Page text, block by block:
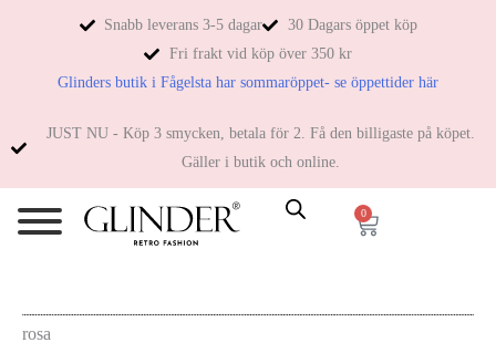
Snabb leverans 3-5 dagar
30 Dagars öppet köp
Fri frakt vid köp över 350 kr
Glinders butik i Fågelsta har sommaröppet- se öppettider här
JUST NU - Köp 3 smycken, betala för 2. Få den billigaste på köpet.
Gäller i butik och online.
0
rosa